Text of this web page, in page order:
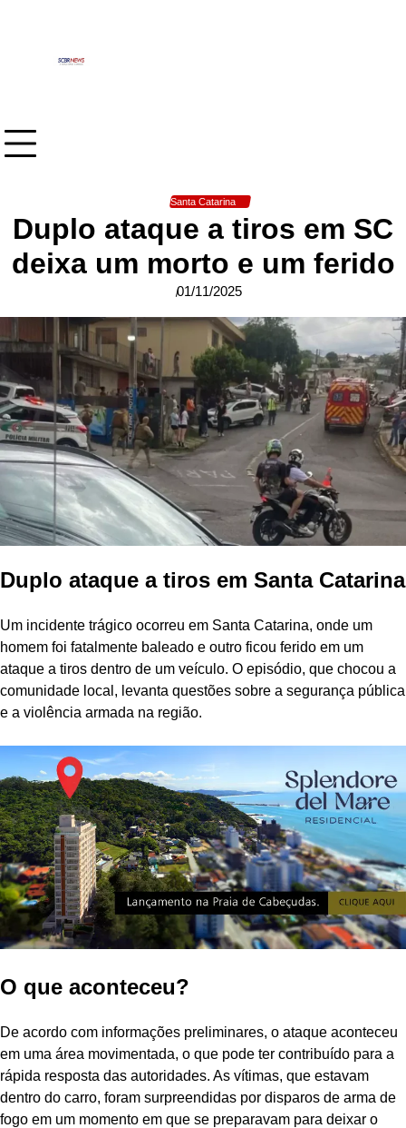
Santa Catarina
Duplo ataque a tiros em SC
deixa um morto e um ferido
01/11/2025
Duplo ataque a tiros em Santa Catarina
Um incidente trágico ocorreu em Santa Catarina, onde um
homem foi fatalmente baleado e outro ficou ferido em um
ataque a tiros dentro de um veículo. O episódio, que chocou a
comunidade local, levanta questões sobre a segurança pública
e a violência armada na região.
O que aconteceu?
De acordo com informações preliminares, o ataque aconteceu
em uma área movimentada, o que pode ter contribuído para a
rápida resposta das autoridades. As vítimas, que estavam
dentro do carro, foram surpreendidas por disparos de arma de
fogo em um momento em que se preparavam para deixar o